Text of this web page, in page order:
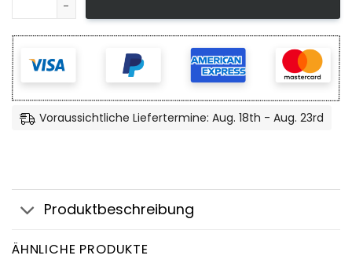
Voraussichtliche Liefertermine: Aug. 18th - Aug. 23rd
Produktbeschreibung
ÄHNLICHE PRODUKTE